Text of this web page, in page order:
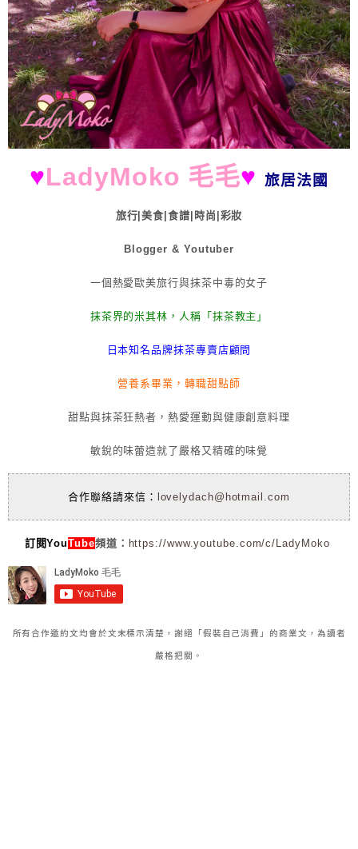
♥LadyMoko 毛毛♥ 旅居法國
旅行|美食|食譜|時尚|彩妝
Blogger & Youtuber
一個熱愛歐美旅行與抹茶中毒的女子
抹茶界的米其林，人稱「抹茶教主」
日本知名品牌抹茶專賣店顧問
營養系畢業，轉職甜點師
甜點與抹茶狂熱者，熱愛運動與健康創意料理
敏銳的味蕾造就了嚴格又精確的味覺
合作聯絡請來信： lovelydach@hotmail.com
訂閱YouTube頻道： https://www.youtube.com/c/LadyMoko
所有合作邀約文均會於文末標示清楚，謝絕「假裝自己消費」的商業文，為讀者
嚴格把關。